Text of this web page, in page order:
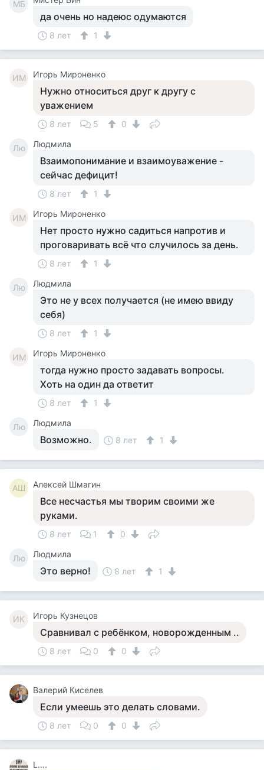
МБ
да очень но надеюс одумаются
8 лет 1
ИМ Игорь Мироненко
Нужно относиться друг к другу с
уважением
8 лет 5 0
Лю Людмила
Взаимопонимание и взаимоуважение -
сейчас дефицит!
8 лет 1
ИМ Игорь Мироненко
Нет просто нужно садиться напротив и
проговаривать всё что случилось за день.
8 лет 1
Лю Людмила
Это не у всех получается (не имею ввиду
себя)
8 лет 1
ИМ Игорь Мироненко
тогда нужно просто задавать вопросы.
Хоть на один да ответит
8 лет 1
Лю Людмила
Возможно. 8 лет 1
АШ Алексей Шмагин
Все несчастья мы творим своими же
руками.
8 лет 1 0
Лю Людмила
Это верно! 8 лет 1
ИК Игорь Кузнецов
Сравнивал с ребёнком, новорожденным ..
8 лет 0 0
Валерий Киселев
Если умеешь это делать словами.
8 лет 0 0
L….